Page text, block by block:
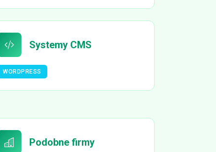
Systemy CMS
WORDPRESS
Podobne firmy